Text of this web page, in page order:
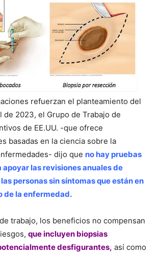
refuerzan el planteamiento del
de 2023, el Grupo de Trabajo de
de EE.UU. -que ofrece
basadas en la ciencia sobre la
dijo que no hay pruebas
las revisiones anuales de
personas sin síntomas que están en
de la enfermedad.
trabajo, los beneficios no compensan
que incluyen biopsias
desfigurantes, así como